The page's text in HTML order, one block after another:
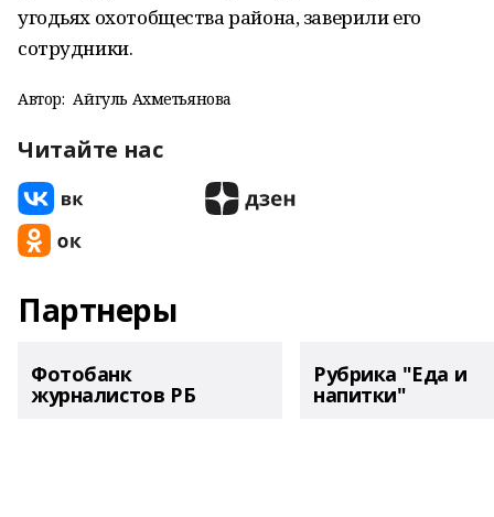
угодьях охотобщества района, заверили его
сотрудники.
Автор: Айгуль Ахметьянова
Читайте нас
Партнеры
Фотобанк
журналистов РБ
Рубрика "Еда и
напитки"